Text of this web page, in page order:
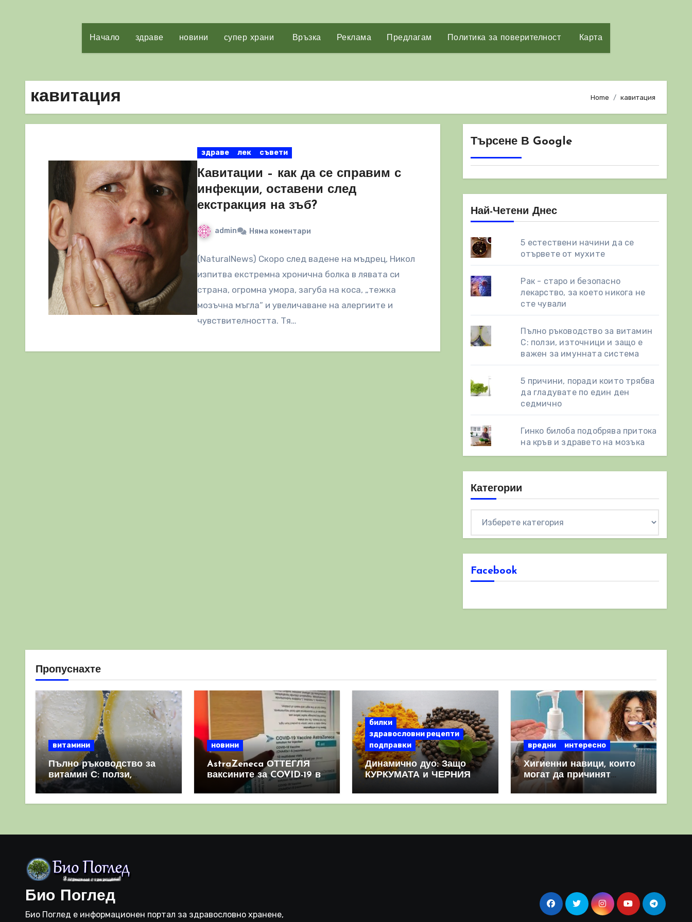
Начало здраве новини супер храни Връзка Реклама Предлагам Политика за поверителност Карта
кавитация Home кавитация
здраве лек съвети
Кавитации – как да се справим с
инфекции, оставени след
екстракция на зъб?
admin Няма коментари
(NaturalNews) Скоро след вадене на мъдрец, Никол
изпитва екстремна хронична болка в лявата си
страна, огромна умора, загуба на коса, „тежка
мозъчна мъгла“ и увеличаване на алергиите и
чувствителността. Тя…
Търсене В Google
Най-Четени Днес
5 естествени начини да се
отървете от мухите
Рак - старо и безопасно
лекарство, за което никога не
сте чували
Пълно ръководство за витамин
С: ползи, източници и защо е
важен за имунната система
5 причини, поради които трябва
да гладувате по един ден
седмично
Гинко билоба подобрява притока
на кръв и здравето на мозъка
Категории
Facebook
Пропуснахте
витамини
Пълно ръководство за
витамин С: ползи,
източници и защо е
важен за имунната
новини
AstraZeneca ОТТЕГЛЯ
ваксините за COVID-19 в
световен мащаб, след
като призна, че те
билки
здравословни рецепти
подправки
Динамично дуо: Защо
КУРКУМАТА и ЧЕРНИЯ
комбинация
вредни интересно
Хигиенни навици, които
могат да причинят
повече вреда, отколкото
полза
Био Поглед
Био Поглед е информационен портал за здравословно хранене,